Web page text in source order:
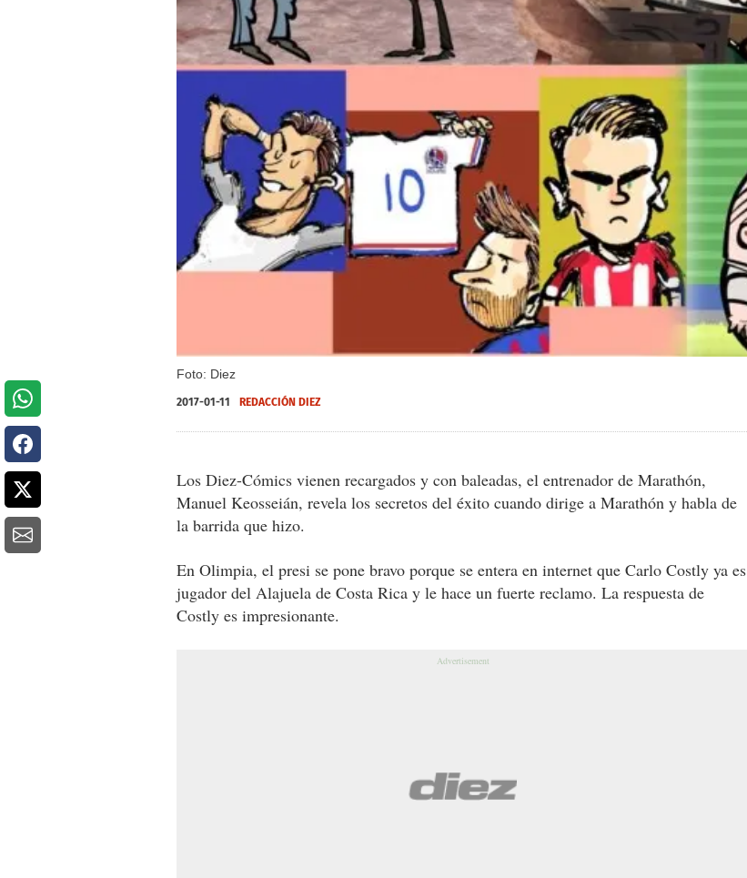
Foto: Diez
2017-01-11 REDACCIÓN DIEZ
Los Diez-Cómics vienen recargados y con baleadas, el entrenador de Marathón,
Manuel Keosseián, revela los secretos del éxito cuando dirige a Marathón y habla de
la barrida que hizo.
En Olimpia, el presi se pone bravo porque se entera en internet que Carlo Costly ya es
jugador del Alajuela de Costa Rica y le hace un fuerte reclamo. La respuesta de
Costly es impresionante.